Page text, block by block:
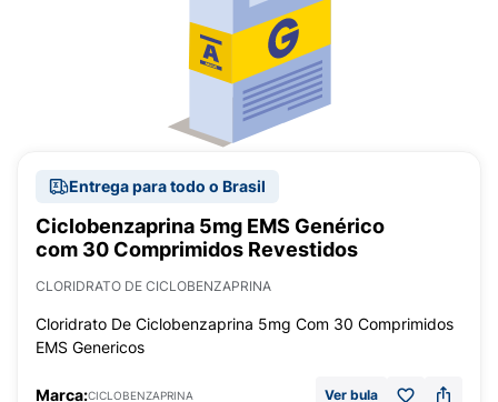
Entrega para todo o Brasil
Ciclobenzaprina 5mg EMS Genérico
com 30 Comprimidos Revestidos
CLORIDRATO DE CICLOBENZAPRINA
Cloridrato De Ciclobenzaprina 5mg Com 30 Comprimidos
EMS Genericos
Marca:CICLOBENZAPRINA Ver bula